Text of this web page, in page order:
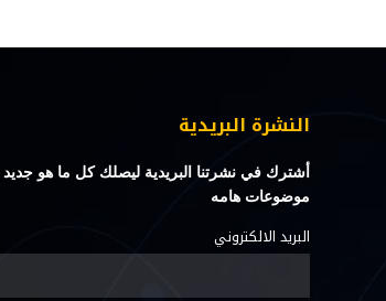
النشرة البريدية
أشترك في نشرتنا البريدية ليصلك كل ما هو
موضوعات هامه
البريد الالكتروني